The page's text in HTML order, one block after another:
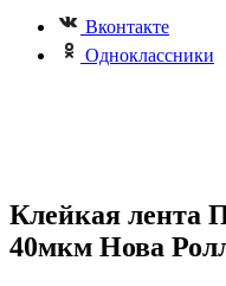
Вконтакте
Одноклассники
Клейкая лента
40мкм Нова